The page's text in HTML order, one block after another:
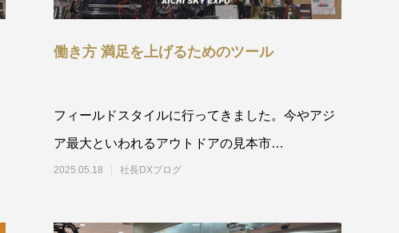
働き方 満足を上げるためのツール
フィールドスタイルに行ってきました。今やアジ
ア最大といわれるアウトドアの見本市
FIELDSTYLE JAPAN 2025
2025.05.18 社長DXブログ